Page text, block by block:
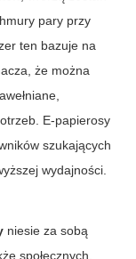
pary przy
ten bazuje na
że można
E-papierosy
szukających
wydajności.
niesie za sobą
społecznych.